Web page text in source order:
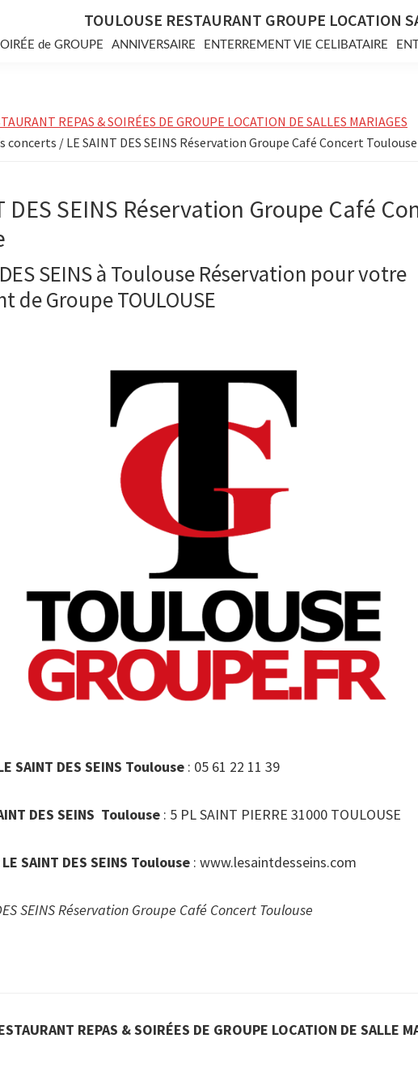
TOULOUSE RESTAURANT GROUPE LOCATION
de GROUPE ANNIVERSAIRE ENTERREMENT VIE CELIBATAIRE
REPAS & SOIRÉES DE GROUPE LOCATION DE SALLES MARIAGES
concerts / LE SAINT DES SEINS Réservation Groupe Café Concert Toulouse
DES SEINS Réservation Groupe Café
SEINS à Toulouse Réservation pour votre
de Groupe TOULOUSE
SAINT DES SEINS Toulouse : 05 61 22 11 39
DES SEINS Toulouse : 5 PL SAINT PIERRE 31000 TOULOUSE
SAINT DES SEINS Toulouse : www.lesaintdesseins.com
SEINS Réservation Groupe Café Concert Toulouse
REPAS & SOIRÉES DE GROUPE LOCATION DE SALLE